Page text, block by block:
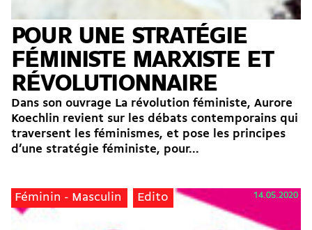
POUR UNE STRATÉGIE
FÉMINISTE MARXISTE ET
RÉVOLUTIONNAIRE
Dans son ouvrage La révolution féministe, Aurore
Koechlin revient sur les débats contemporains qui
traversent les féminismes, et pose les principes
d’une stratégie féministe, pour...
Féminin - Masculin Edito 14.05.2020